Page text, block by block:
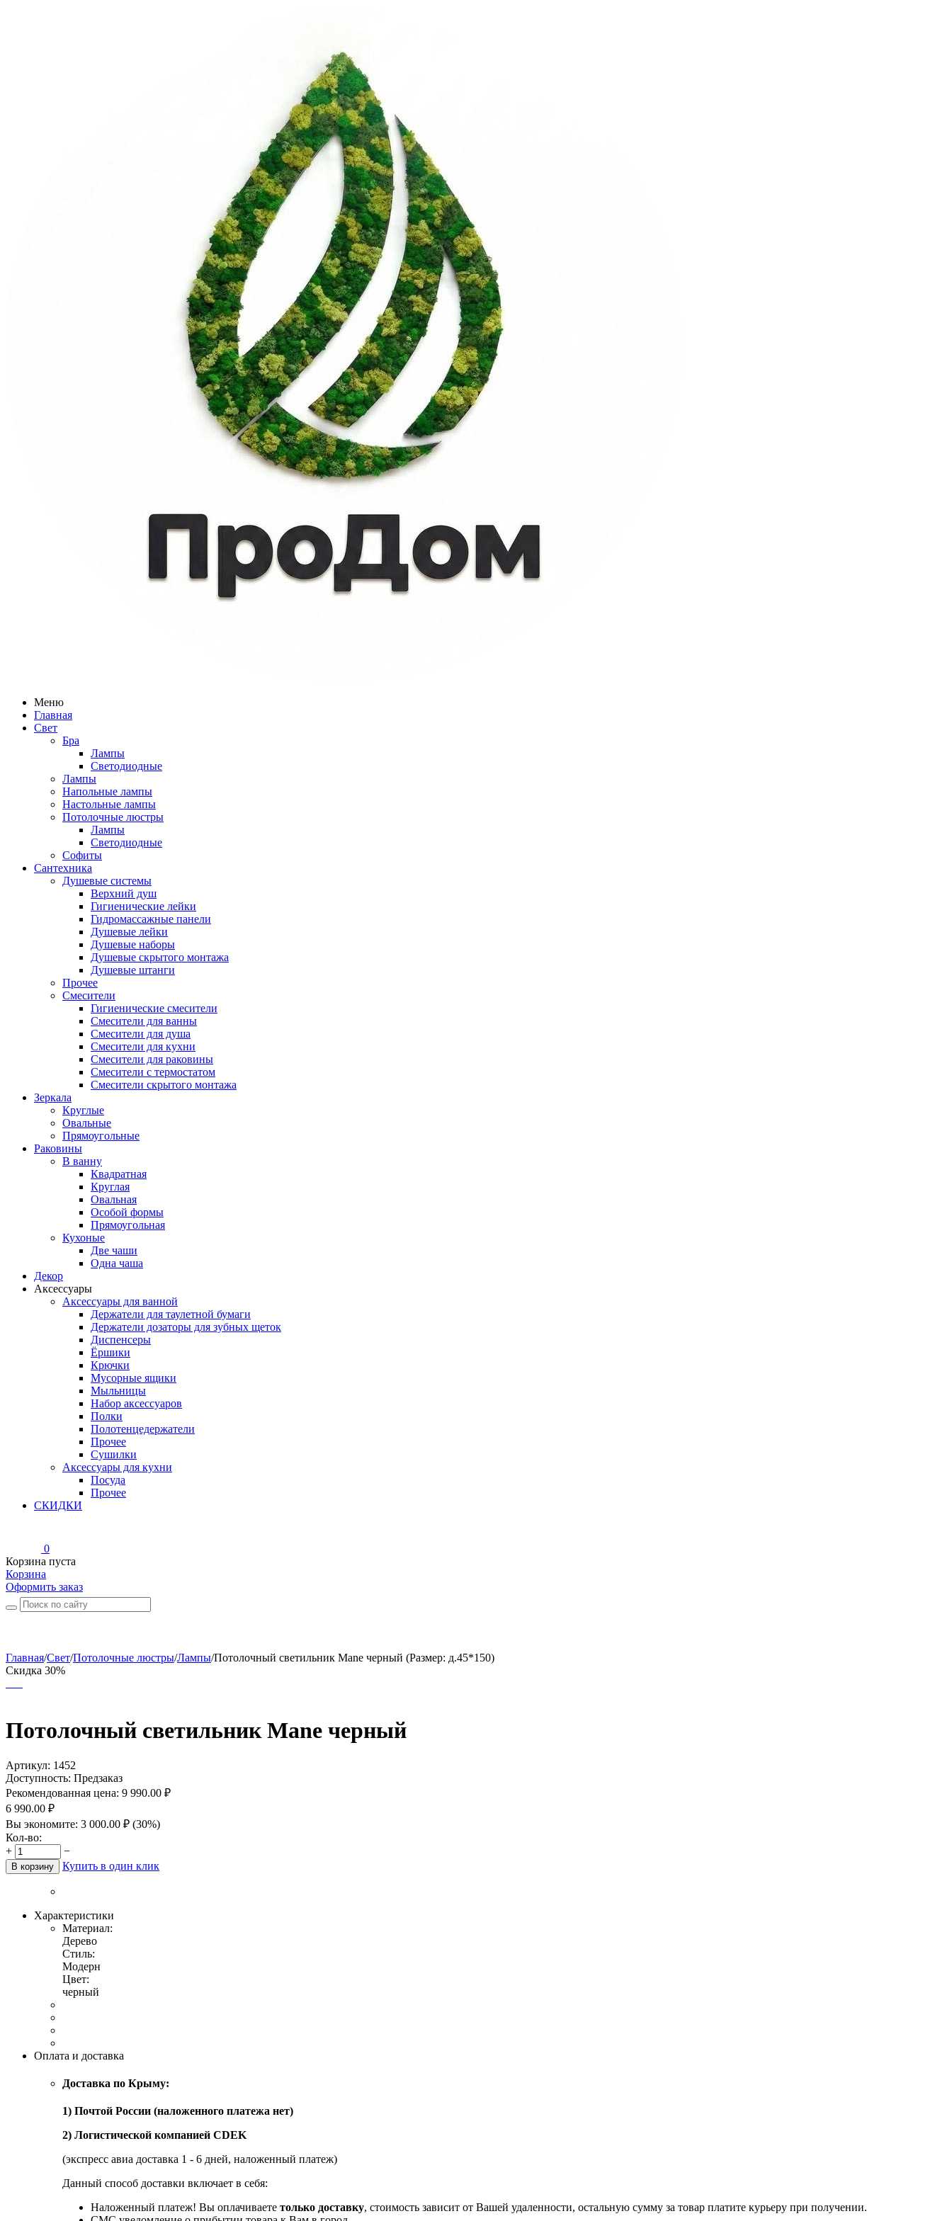
Меню
Главная
Свет
Бра
Лампы
Светодиодные
Лампы
Напольные лампы
Настольные лампы
Потолочные люстры
Лампы
Светодиодные
Софиты
Сантехника
Душевые системы
Верхний душ
Гигиенические лейки
Гидромассажные панели
Душевые лейки
Душевые наборы
Душевые скрытого монтажа
Душевые штанги
Прочее
Смесители
Гигиенические смесители
Смесители для ванны
Смесители для душа
Смесители для кухни
Смесители для раковины
Смесители с термостатом
Смесители скрытого монтажа
Зеркала
Круглые
Овальные
Прямоугольные
Раковины
В ванну
Квадратная
Круглая
Овальная
Особой формы
Прямоугольная
Кухоные
Две чаши
Одна чаша
Декор
Аксессуары
Аксессуары для ванной
Держатели для таулетной бумаги
Держатели дозаторы для зубных щеток
Диспенсеры
Ёршики
Крючки
Мусорные ящики
Мыльницы
Набор аксессуаров
Полки
Полотенцедержатели
Прочее
Сушилки
Аксессуары для кухни
Посуда
Прочее
СКИДКИ
0
Корзина пуста
Корзина
Оформить заказ
Главная/Свет/Потолочные люстры/Лампы/Потолочный светильник Mane черный (Размер: д.45*150)
Скидка 30%
Потолочный светильник Mane черный
Артикул: 1452
Доступность: Предзаказ
Рекомендованная цена: 9 990.00 ₽
6 990.00 ₽
Вы экономите: 3 000.00 ₽ (30%)
Кол-во:
+
−
В корзину Купить в один клик
Характеристики
Материал:
Дерево
Стиль:
Модерн
Цвет:
черный
Оплата и доставка
Доставка по Крыму:
1) Почтой России (наложенного платежа нет)
2) Логистической компанией CDEK
(экспресс авиа доставка 1 - 6 дней, наложенный платеж)
Данный способ доставки включает в себя:
Наложенный платеж! Вы оплачиваете только доставку, стоимость зависит от Вашей удаленности, остальную сумму за товар платите курьеру при получении.